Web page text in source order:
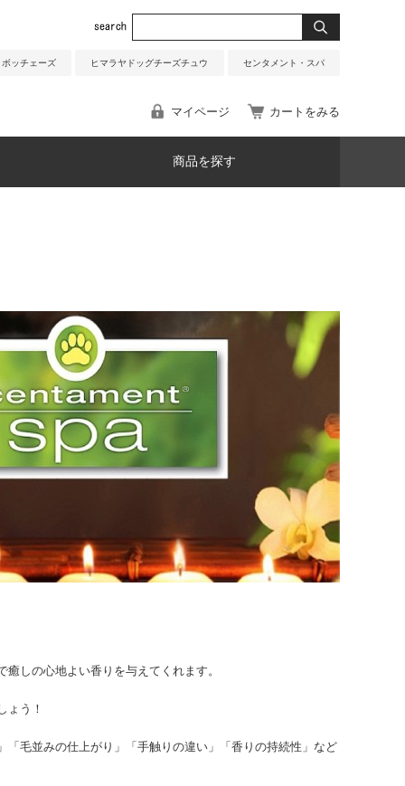
ボッチェーズ ヒマラヤドッグチーズチュウ センタメント・スパ
マイページ カートをみる
商品を探す
しの心地よい香りを与えてくれます。
ょう！
毛並みの仕上がり」「手触りの違い」「香りの持続性」など